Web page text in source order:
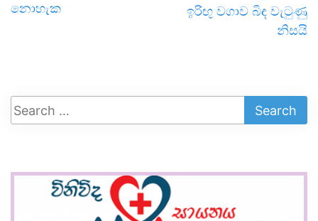
නොහැක
ඉරිඟු වගාව බිඳ වැටුණු
නිසයි